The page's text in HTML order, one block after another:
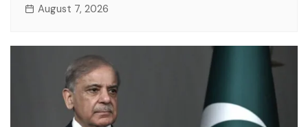
August 7, 2026